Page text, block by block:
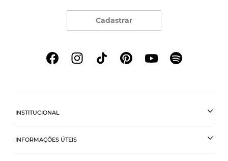
Cadastrar
INSTITUCIONAL
INFORMAÇÕES ÚTEIS